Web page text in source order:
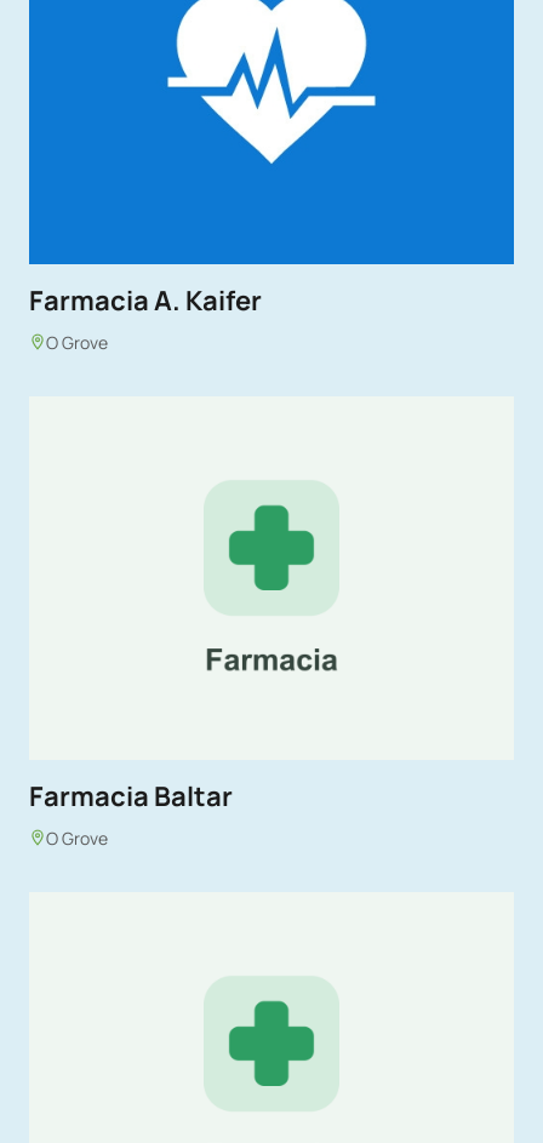
Farmacia A. Kaifer
O Grove
Farmacia Baltar
O Grove